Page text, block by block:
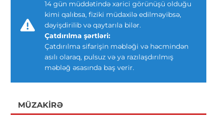
14 gün müddətində xarici görünüşü olduğu
kimi qalıbsa, fiziki müdaxilə edilməyibsə,
dəyişdirilib və qaytarıla bilər.
Çatdırılma şərtləri:
Çatdırılma sifarişin məbləği və həcmindən
asılı olaraq, pulsuz və ya razılaşdırılmış
məbləğ əsasında baş verir.
MÜZAKIRƏ